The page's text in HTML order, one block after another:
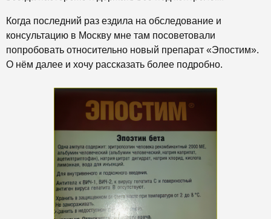
Когда последний раз ездила на обследование и
консультацию в Москву мне там посоветовали
попробовать относительно новый препарат «Эпостим».
О нём далее и хочу рассказать более подробно.